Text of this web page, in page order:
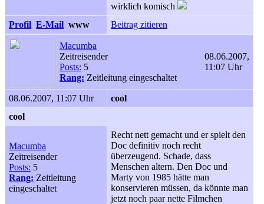
wirklich komisch
Profil E-Mail www Beitrag zitieren
Macumba
Zeitreisender
Posts: 5
Rang: Zeitleitung eingeschaltet
08.06.2007,
11:07 Uhr
08.06.2007, 11:07 Uhr
cool
cool
Macumba
Zeitreisender
Posts: 5
Rang: Zeitleitung
eingeschaltet
Recht nett gemacht und er spielt den
Doc definitiv noch recht
überzeugend. Schade, dass
Menschen altern. Den Doc und
Marty von 1985 hätte man
konservieren müssen, da könnte man
jetzt noch paar nette Filmchen